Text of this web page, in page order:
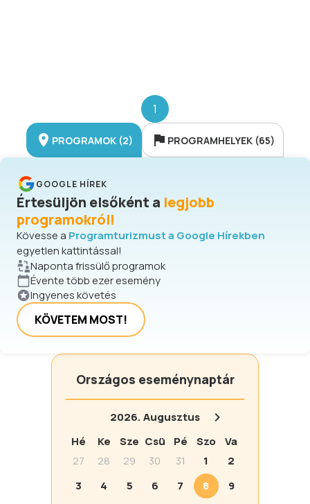
nagyméretű hűtőszekrény, mikro,
vízforraló és széf tartozik.
1
PROGRAMOK (2) PROGRAMHELYEK (65)
GOOGLE HÍREK
Értesüljön elsőként a legjobb
programokról!
Kövesse a Programturizmust a Google Hírekben
egyetlen kattintással!
Naponta frissülő programok
Évente több ezer esemény
Ingyenes követés
KÖVETEM MOST!
Országos eseménynaptár
2026.Augusztus
Hé
Ke Sze Csü Pé Szo
Va
27
28 29 30 31 1
2
3
4 5 6 7 8
9